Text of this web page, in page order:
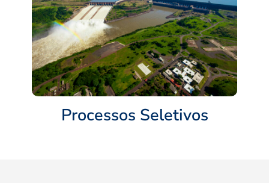
Processos Seletivos